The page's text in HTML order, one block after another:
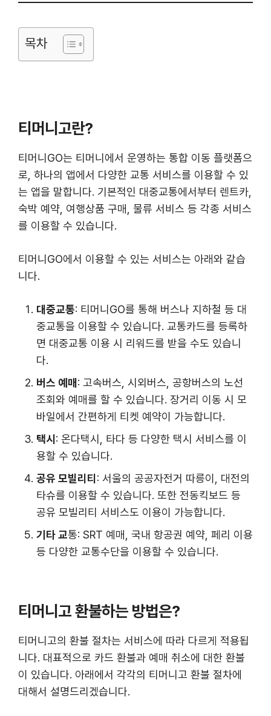
목차
티머니고란?
티머니GO는 티머니에서 운영하는 통합 이동 플랫폼으
로, 하나의 앱에서 다양한 교통 서비스를 이용할 수 있
는 앱을 말합니다. 기본적인 대중교통에서부터 렌트카,
숙박 예약, 여행상품 구매, 물류 서비스 등 각종 서비스
를 이용할 수 있습니다.
티머니GO에서 이용할 수 있는 서비스는 아래와 같습
니다.
대중교통: 티머니GO를 통해 버스나 지하철 등 대
중교통을 이용할 수 있습니다. 교통카드를 등록하
면 대중교통 이용 시 리워드를 받을 수도 있습니
다.
버스 예매 : 고속버스, 시외버스, 공항버스의 노선
조회와 예매를 할 수 있습니다. 장거리 이동 시 모
바일에서 간편하게 티켓 예약이 가능합니다.
택시 : 온다택시, 타다 등 다양한 택시 서비스를 이
용할 수 있습니다.
공유 모빌리티 : 서울의 공공자전거 따릉이, 대전의
타슈를 이용할 수 있습니다. 또한 전동킥보드 등
공유 모빌리티 서비스도 이용이 가능합니다.
기타 교통: SRT 예매, 국내 항공권 예약, 페리 이용
등 다양한 교통수단을 이용할 수 있습니다.
티머니고 환불하는 방법은?
티머니고의 환불 절차는 서비스에 따라 다르게 적용됩
니다. 대표적으로 카드 환불과 예매 취소에 대한 환불
이 있습니다. 아래에서 각각의 티머니고 환불 절차에
대해서 설명드리겠습니다.